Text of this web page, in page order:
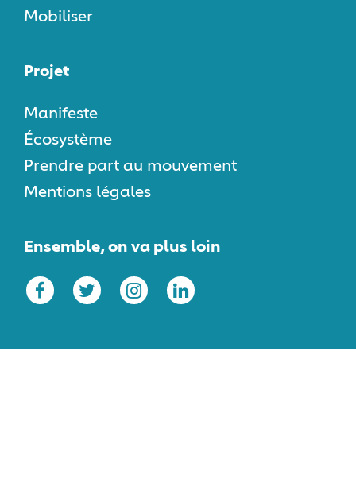
Mobiliser
Projet
Manifeste
Écosystème
Prendre part au mouvement
Mentions légales
Ensemble, on va plus loin